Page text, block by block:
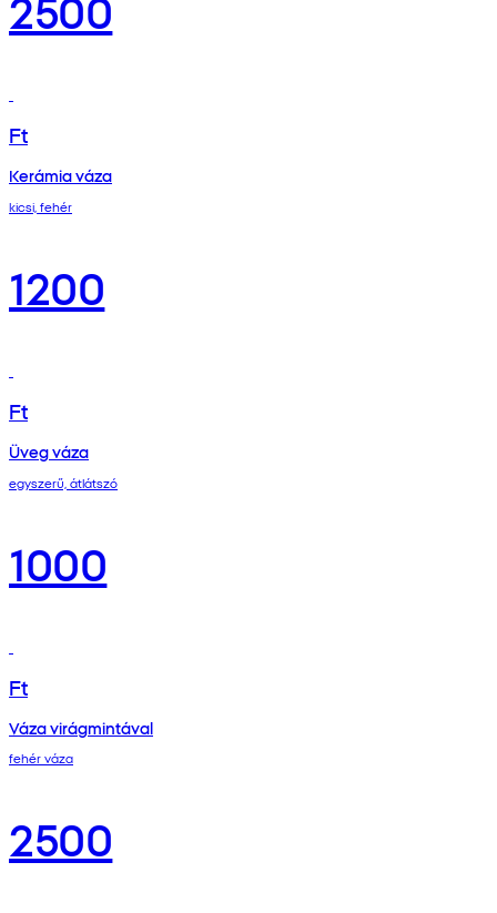
Ft
Kerámia váza
kicsi, fehér
1200
Ft
Üveg váza
egyszerű, átlátszó
1000
Ft
Váza virágmintával
fehér váza
2500